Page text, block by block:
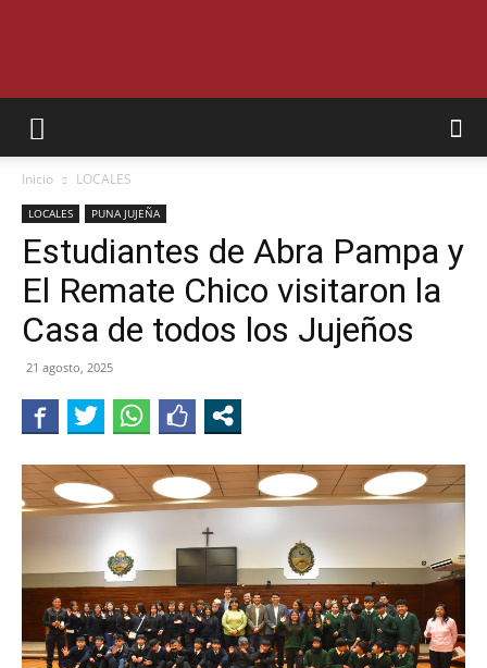
SEMANARIO
JUJUY
Inicio LOCALES
LOCALES PUNA JUJEÑA
Estudiantes de Abra Pampa y
El Remate Chico visitaron la
Casa de todos los Jujeños
21 agosto, 2025